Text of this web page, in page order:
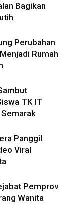
Bagikan
Perubahan
Rumah
TK IT
Semarak
Panggil
Viral
Pemprov
Wanita